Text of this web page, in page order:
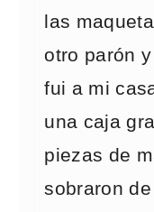
las
otro parón
fui a mi
una caja
piezas de
sobraron